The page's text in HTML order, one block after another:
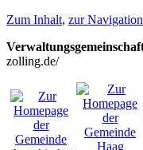
Zum Inhalt, zur Navigation
zolling.de/